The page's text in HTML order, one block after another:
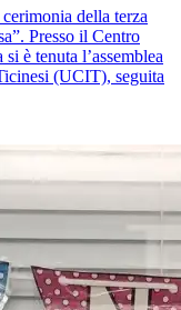
della terza
Presso il Centro
è tenuta l’assemblea
(UCIT), seguita